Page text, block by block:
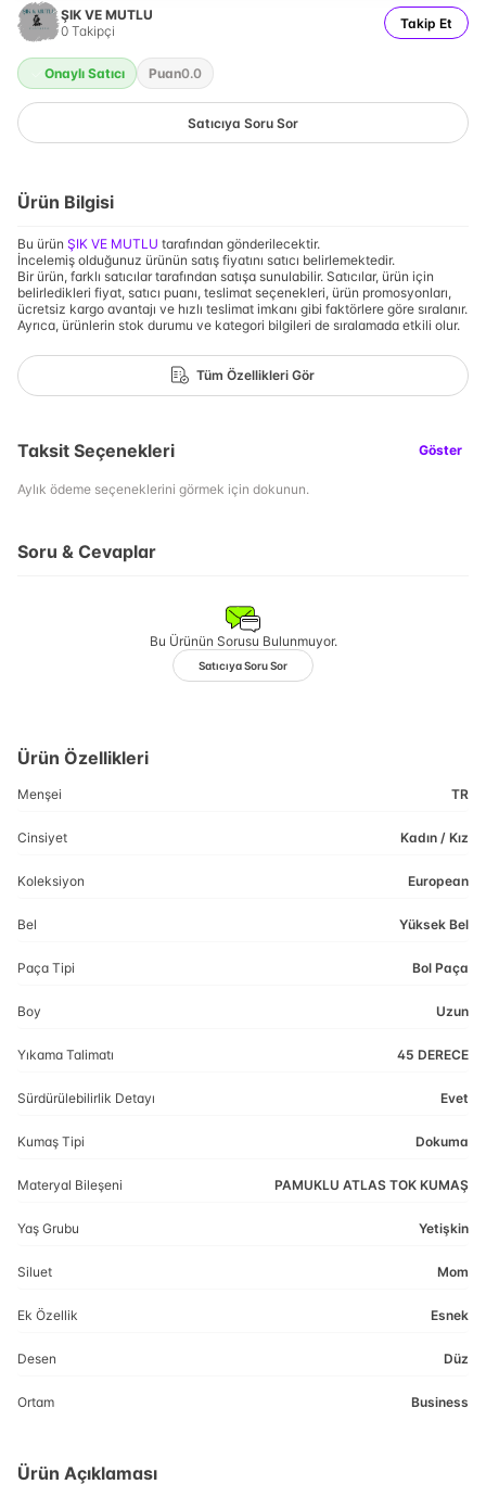
ŞIK VE MUTLU
0 Takipçi Takip Et
Onaylı Satıcı Puan0.0
Satıcıya Soru Sor
Ürün Bilgisi
Bu ürün ŞIK VE MUTLU tarafından gönderilecektir.
İncelemiş olduğunuz ürünün satış fiyatını satıcı belirlemektedir.
Bir ürün, farklı satıcılar tarafından satışa sunulabilir. Satıcılar, ürün için
belirledikleri fiyat, satıcı puanı, teslimat seçenekleri, ürün promosyonları,
ücretsiz kargo avantajı ve hızlı teslimat imkanı gibi faktörlere göre sıralanır.
Ayrıca, ürünlerin stok durumu ve kategori bilgileri de sıralamada etkili olur.
Tüm Özellikleri Gör
Taksit Seçenekleri Göster
Aylık ödeme seçeneklerini görmek için dokunun.
Soru & Cevaplar
Bu Ürünün Sorusu Bulunmuyor.
Satıcıya Soru Sor
Ürün Özellikleri
Menşei TR
Cinsiyet Kadın / Kız
Koleksiyon European
Bel Yüksek Bel
Paça Tipi Bol Paça
Boy Uzun
Yıkama Talimatı 45 DERECE
Sürdürülebilirlik Detayı Evet
Kumaş Tipi Dokuma
Materyal Bileşeni PAMUKLU ATLAS TOK KUMAŞ
Yaş Grubu Yetişkin
Siluet Mom
Ek Özellik Esnek
Desen Düz
Ortam Business
Ürün Açıklaması